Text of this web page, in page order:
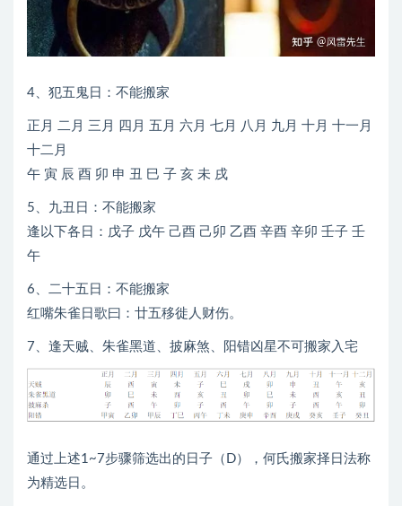
4、犯五鬼日：不能搬家
正月 二月 三月 四月 五月 六月 七月 八月 九月 十月 十一月
十二月
午 寅 辰 酉 卯 申 丑 巳 子 亥 未 戌
5、九丑日：不能搬家
逢以下各日：戊子 戊午 己酉 己卯 乙酉 辛酉 辛卯 壬子 壬
午
6、二十五日：不能搬家
红嘴朱雀日歌曰：廿五移徙人财伤。
7、逢天贼、朱雀黑道、披麻煞、阳错凶星不可搬家入宅
通过上述1~7步骤筛选出的日子（D），何氏搬家择日法称
为精选日。